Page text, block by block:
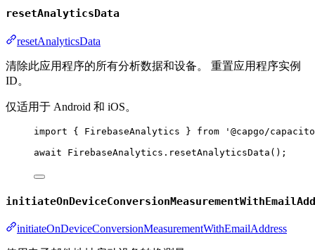
resetAnalyticsData
resetAnalyticsData
清除此应用程序的所有分析数据和设备。 重置应用程序实例
ID。
仅适用于 Android 和 iOS。
import { FirebaseAnalytics } from
'@capgo/
await FirebaseAnalytics. resetAnalyticsData ();
initiateOnDeviceConversionMeasurementWithEmailAddress